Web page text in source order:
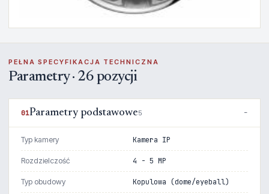
PEŁNA SPECYFIKACJA TECHNICZNA
Parametry · 26 pozycji
01Parametry podstawowe5
Typ kamery Kamera IP
Rozdzielczość 4 - 5 MP
Typ obudowy Kopulowa (dome/eyeball)